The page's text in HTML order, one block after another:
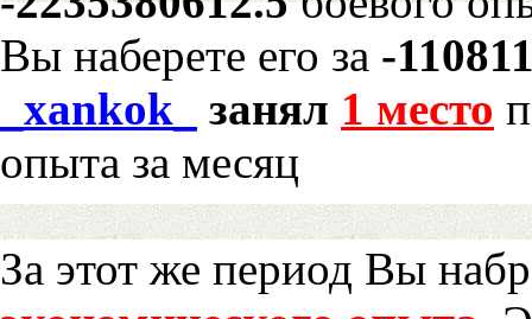
Вы наберете его за -
_xankok_
занял 1 место
опыта за месяц
За этот же период Вы